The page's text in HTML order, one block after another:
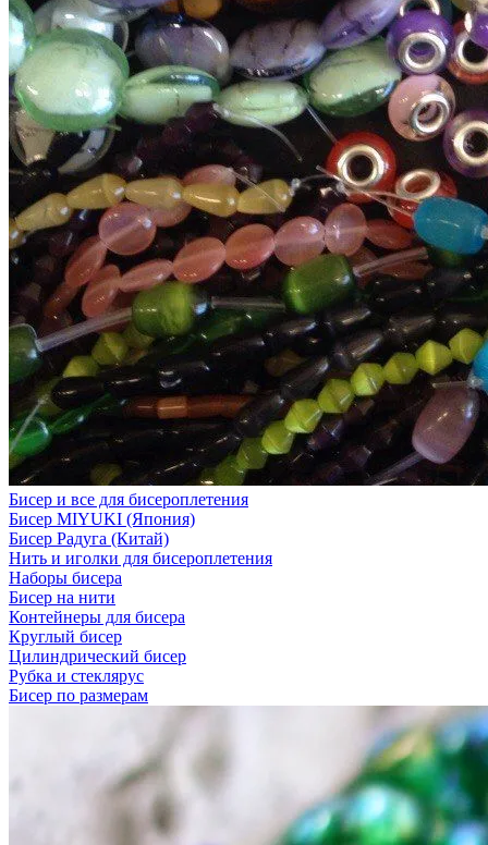
Бисер и все для бисероплетения
Бисер MIYUKI (Япония)
Бисер Радуга (Китай)
Нить и иголки для бисероплетения
Наборы бисера
Бисер на нити
Контейнеры для бисера
Круглый бисер
Цилиндрический бисер
Рубка и стеклярус
Бисер по размерам